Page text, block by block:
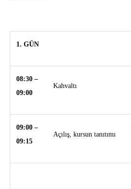
1. GÜN
08:30 –
09:00
Kahvaltı
09:00 –
09:15
Açılış, kursun tanıtımı